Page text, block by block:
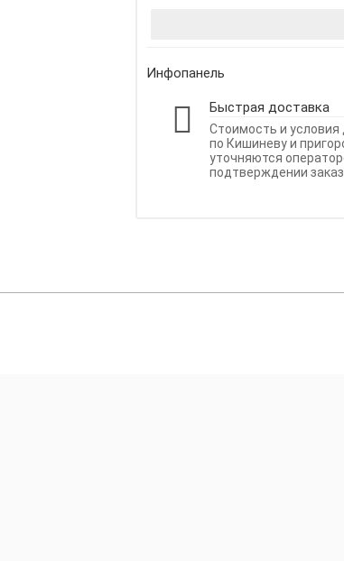
Инфопанель
Быстрая доставка
Стоимость и условия
по Кишиневу и
уточняются
подтверждении